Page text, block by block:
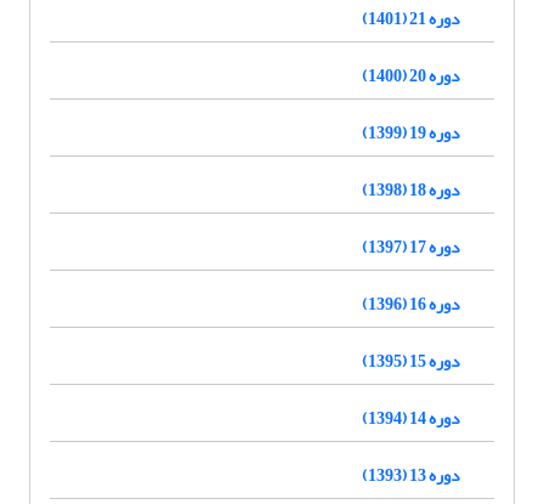
دوره 21 (1401)
دوره 20 (1400)
دوره 19 (1399)
دوره 18 (1398)
دوره 17 (1397)
دوره 16 (1396)
دوره 15 (1395)
دوره 14 (1394)
دوره 13 (1393)